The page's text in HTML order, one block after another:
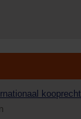
kooprecht